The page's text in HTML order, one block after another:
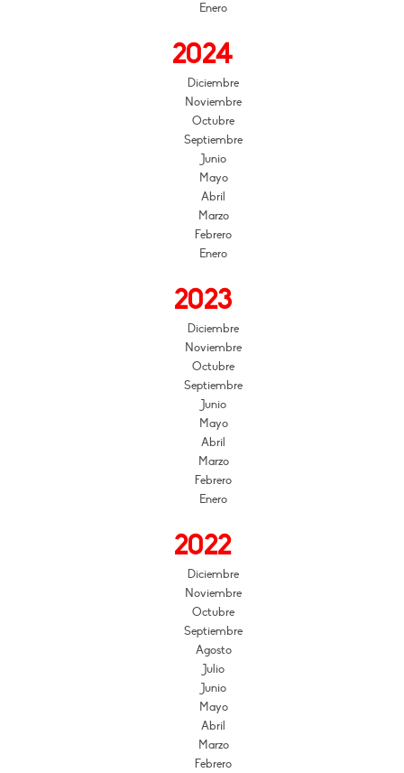
Enero
2024
Diciembre
Noviembre
Octubre
Septiembre
Junio
Mayo
Abril
Marzo
Febrero
Enero
2023
Diciembre
Noviembre
Octubre
Septiembre
Junio
Mayo
Abril
Marzo
Febrero
Enero
2022
Diciembre
Noviembre
Octubre
Septiembre
Agosto
Julio
Junio
Mayo
Abril
Marzo
Febrero